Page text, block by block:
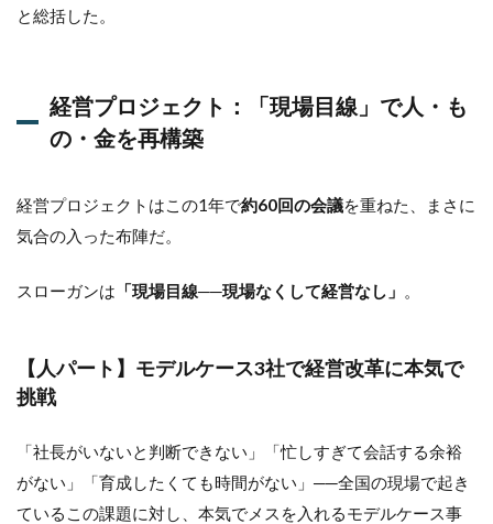
と総括した。
経営プロジェクト：「現場目線」で人・も
の・金を再構築
経営プロジェクトはこの1年で約60回の会議を重ねた、まさに
気合の入った布陣だ。
スローガンは 「現場目線──現場なくして経営なし」 。
【人パート】モデルケース3社で経営改革に本気で
挑戦
「社長がいないと判断できない」「忙しすぎて会話する余裕
がない」「育成したくても時間がない」──全国の現場で起き
ているこの課題に対し、本気でメスを入れるモデルケース事